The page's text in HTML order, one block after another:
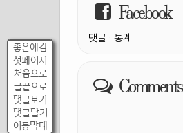
좋은예감
첫페이지
처음으로
글끝으로
댓글보기
댓글달기
이동막대
Facebook
댓글 · 통계
Comments